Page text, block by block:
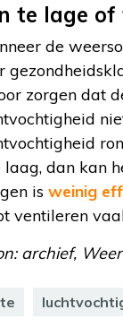
te lage
de
zorgen dat
laag, dan kan
is weinig
ventileren
archief,